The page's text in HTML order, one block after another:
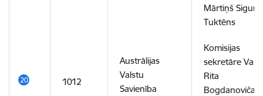
1012
Austrālijas
Valstu
Savienība
Mārtiņš
Tuktēns
Komisijas
sekretāre
Rita
Bogdanoviča